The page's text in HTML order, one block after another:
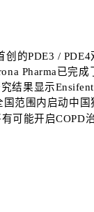
创的PDE3 / PDE4
Pharma已完成
结果显示
范围内启动中
有可能开启COPD